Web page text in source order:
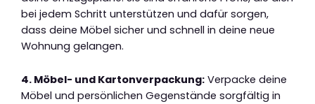
bei jedem Schritt unterstützen und dafür sorgen,
dass deine Möbel sicher und schnell in deine neue
Wohnung gelangen.
4. Möbel- und Kartonverpackung: Verpacke deine
Möbel und persönlichen Gegenstände sorgfältig in